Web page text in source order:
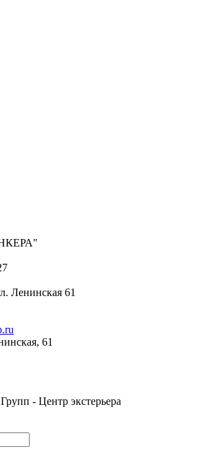
Ленинская 61
61
- Центр экстерьера